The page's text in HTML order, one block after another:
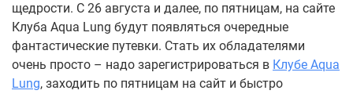
щедрости. С 26 августа и далее, по пятницам, на сайте
Клуба Aqua Lung будут появляться очередные
фантастические путевки. Стать их обладателями
очень просто – надо зарегистрироваться в Клубе Aqua
Lung, заходить по пятницам на сайт и быстро